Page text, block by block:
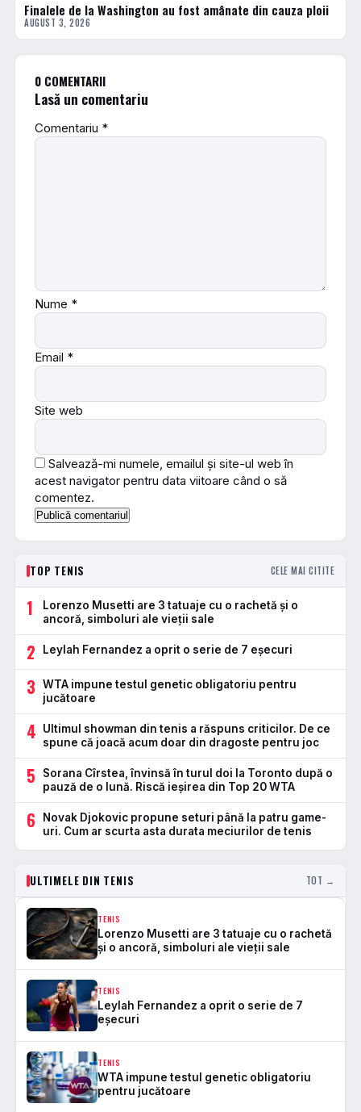
DIVERSE
Finalele de la Washington au fost amânate din cauza ploii
AUGUST 3, 2026
0 COMENTARII
Lasă un comentariu
Comentariu *
Nume *
Email *
Site web
Salvează-mi numele, emailul și site-ul web în
acest navigator pentru data viitoare când o să
comentez.
TOP TENIS CELE MAI CITITE
1
Lorenzo Musetti are 3 tatuaje cu o rachetă și o
ancoră, simboluri ale vieții sale
2 Leylah Fernandez a oprit o serie de 7 eșecuri
3
WTA impune testul genetic obligatoriu pentru
jucătoare
4
Ultimul showman din tenis a răspuns criticilor. De ce
spune că joacă acum doar din dragoste pentru joc
5
Sorana Cîrstea, învinsă în turul doi la Toronto după o
pauză de o lună. Riscă ieșirea din Top 20 WTA
6
Novak Djokovic propune seturi până la patru game-
uri. Cum ar scurta asta durata meciurilor de tenis
ULTIMELE DIN TENIS TOT →
TENIS
Lorenzo Musetti are 3 tatuaje cu o rachetă
și o ancoră, simboluri ale vieții sale
TENIS
Leylah Fernandez a oprit o serie de 7
eșecuri
TENIS
WTA impune testul genetic obligatoriu
pentru jucătoare